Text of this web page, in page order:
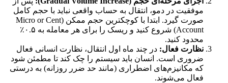
موفقیت در دمو، انتقال به حساب واقعی نباید با حجم کامل
صورت گیرد. ابتدا با کوچکترین حجم ممکن (Micro or Cent
Account) شروع کنید و ریسک را برای هر معامله به ۰.۵٪
محدود کنید.
نظارت فعال: در چند ماه اول انتقال، نظارت انسانی فعال
ضروری است. انسان باید سیستم را چک کند تا مطمئن شود
که مکانیزم‌های اضطراری (مانند حد ضرر روزانه) به درستی
فعال می‌شوند.